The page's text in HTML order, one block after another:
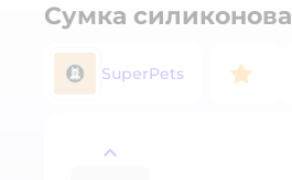
назад
Сумка
SuperPets